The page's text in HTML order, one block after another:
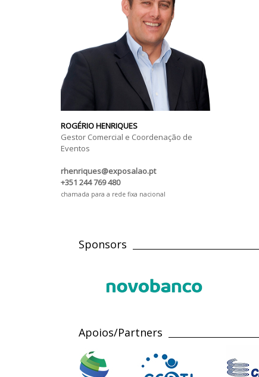
ROGÉRIO HENRIQUES
Gestor Comercial e Coordenação de
Eventos
rhenriques@exposalao.pt
+351 244 769 480
chamada para a rede fixa nacional
Sponsors
Apoios/Partners